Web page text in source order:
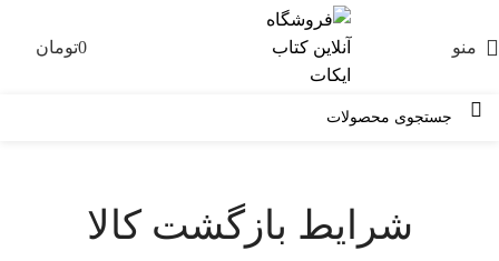
منو 0تومان
شرایط بازگشت کالا